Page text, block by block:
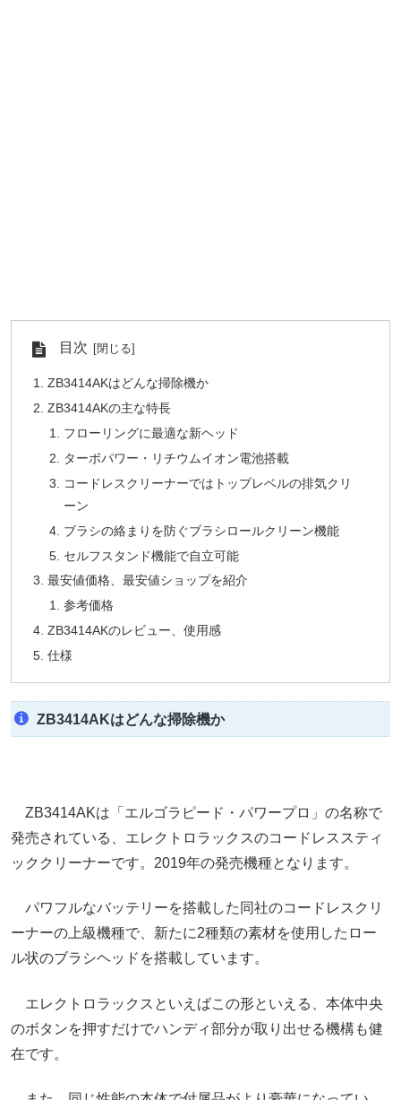
目次
ZB3414AKはどんな掃除機か
ZB3414AKの主な特長
フローリングに最適な新ヘッド
ターボパワー・リチウムイオン電池搭載
コードレスクリーナーではトップレベルの排気クリ
ーン
ブラシの絡まりを防ぐブラシロールクリーン機能
セルフスタンド機能で自立可能
最安値価格、最安値ショップを紹介
参考価格
ZB3414AKのレビュー、使用感
仕様
ZB3414AKはどんな掃除機か
ZB3414AKは「エルゴラピード・パワープロ」の名称で
発売されている、エレクトロラックスのコードレススティ
ッククリーナーです。2019年の発売機種となります。
パワフルなバッテリーを搭載した同社のコードレスクリ
ーナーの上級機種で、新たに2種類の素材を使用したロー
ル状のブラシヘッドを搭載しています。
エレクトロラックスといえばこの形といえる、本体中央
のボタンを押すだけでハンディ部分が取り出せる機構も健
在です。